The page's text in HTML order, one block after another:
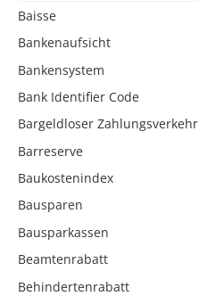
Baisse
Bankenaufsicht
Bankensystem
Bank Identifier Code
Bargeldloser Zahlungsverkehr
Barreserve
Baukostenindex
Bausparen
Bausparkassen
Beamtenrabatt
Behindertenrabatt